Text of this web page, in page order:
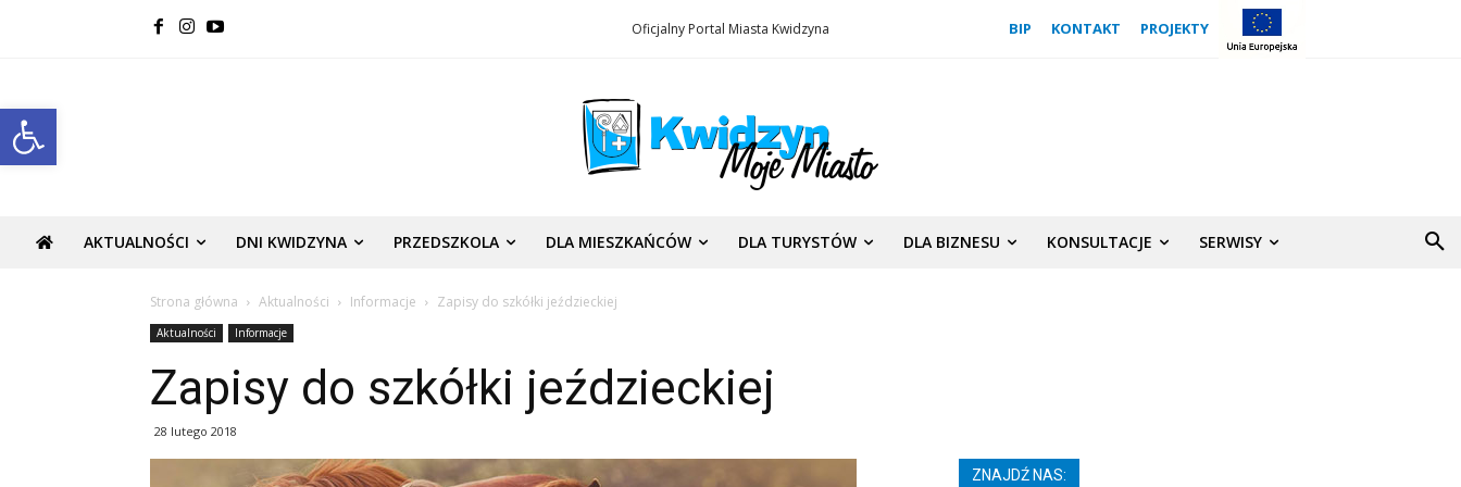
Open toolbar
Oficjalny Portal Miasta Kwidzyna BIP KONTAKT PROJEKTY
AKTUALNOŚCI DNI KWIDZYNA PRZEDSZKOLA DLA MIESZKAŃCÓW DLA TURYSTÓW DLA BIZNESU KONSULTACJE SERWISY
Strona główna Aktualności Informacje Zapisy do szkółki jeździeckiej
Aktualności Informacje
Zapisy do szkółki jeździeckiej
28 lutego 2018
ZNAJDŹ NAS: